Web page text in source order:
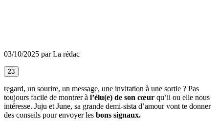
03/10/2025 par La rédac
23
regard, un sourire, un message, une invitation à une sortie ? Pas
toujours facile de montrer à l’élu(e) de son cœur qu’il ou elle nous
intéresse. Juju et June, sa grande demi-sista d’amour vont te donner
des conseils pour envoyer les bons signaux.